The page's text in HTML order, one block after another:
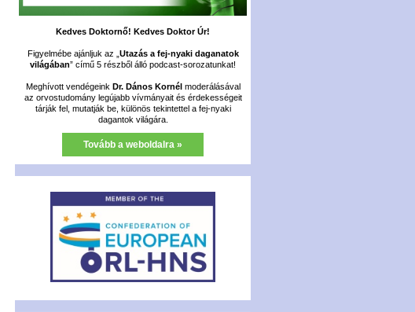
Kedves Doktornő! Kedves Doktor Úr!
Figyelmébe ajánljuk az „ Utazás a fej-nyaki daganatok
világában” című 5 részből álló podcast-sorozatunkat!
Meghívott vendégeink Dr. Dános Kornélmoderálásával
az orvostudomány legújabb vívmányait és érdekességeit
tárják fel, mutatják be, különös tekintettel a fej-nyaki
dagantok világára.
Tovább a weboldalra »